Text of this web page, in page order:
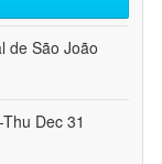
de São João
Dec 31